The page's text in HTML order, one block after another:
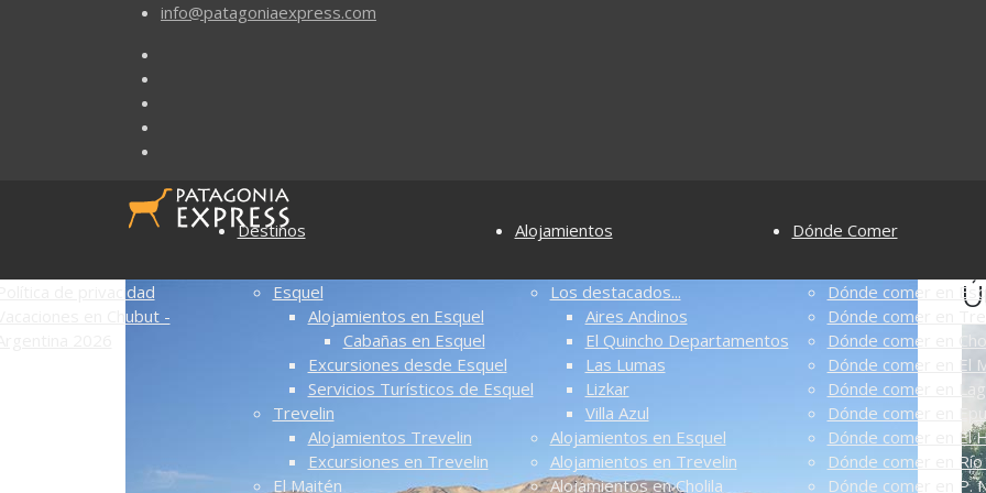
info@patagoniaexpress.com
de privacidad
en Chubut -
Destinos
Esquel
Alojamientos en Esquel
Cabañas en Esquel
Excursiones desde Esquel
Servicios Turísticos de Esquel
Trevelin
Alojamientos Trevelin
Excursiones en Trevelin
El Maitén
Alojamientos
Los destacados...
Aires Andinos
El Quincho Departamentos
Las Lumas
Lizkar
Villa Azul
Alojamientos en Esquel
Alojamientos en Trevelin
Alojamientos en Cholila
Dónde Comer
Dónde comer en
Dónde comer en
Dónde comer en
Dónde comer en El
Dónde comer en
Dónde comer en
Dónde comer en El
Dónde comer en Río
Dónde comer en P.